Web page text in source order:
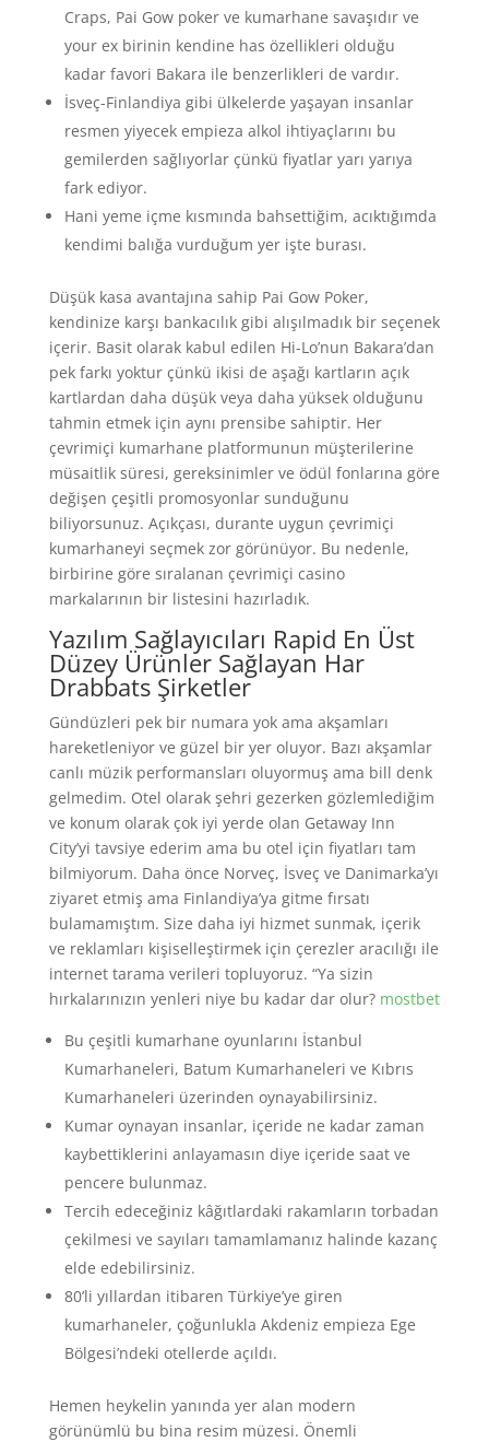
Craps, Pai Gow poker ve kumarhane savaşıdır ve
your ex birinin kendine has özellikleri olduğu
kadar favori Bakara ile benzerlikleri de vardır.
İsveç-Finlandiya gibi ülkelerde yaşayan insanlar
resmen yiyecek empieza alkol ihtiyaçlarını bu
gemilerden sağlıyorlar çünkü fiyatlar yarı yarıya
fark ediyor.
Hani yeme içme kısmında bahsettiğim, acıktığımda
kendimi balığa vurduğum yer işte burası.
Düşük kasa avantajına sahip Pai Gow Poker,
kendinize karşı bankacılık gibi alışılmadık bir seçenek
içerir. Basit olarak kabul edilen Hi-Lo’nun Bakara’dan
pek farkı yoktur çünkü ikisi de aşağı kartların açık
kartlardan daha düşük veya daha yüksek olduğunu
tahmin etmek için aynı prensibe sahiptir. Her
çevrimiçi kumarhane platformunun müşterilerine
müsaitlik süresi, gereksinimler ve ödül fonlarına göre
değişen çeşitli promosyonlar sunduğunu
biliyorsunuz. Açıkçası, durante uygun çevrimiçi
kumarhaneyi seçmek zor görünüyor. Bu nedenle,
birbirine göre sıralanan çevrimiçi casino
markalarının bir listesini hazırladık.
Yazılım Sağlayıcıları Rapid En Üst
Düzey Ürünler Sağlayan Har
Drabbats Şirketler
Gündüzleri pek bir numara yok ama akşamları
hareketleniyor ve güzel bir yer oluyor. Bazı akşamlar
canlı müzik performansları oluyormuş ama bill denk
gelmedim. Otel olarak şehri gezerken gözlemlediğim
ve konum olarak çok iyi yerde olan Getaway Inn
City’yi tavsiye ederim ama bu otel için fiyatları tam
bilmiyorum. Daha önce Norveç, İsveç ve Danimarka’yı
ziyaret etmiş ama Finlandiya’ya gitme fırsatı
bulamamıştım. Size daha iyi hizmet sunmak, içerik
ve reklamları kişiselleştirmek için çerezler aracılığı ile
internet tarama verileri topluyoruz. “Ya sizin
hırkalarınızın yenleri niye bu kadar dar olur? mostbet
Bu çeşitli kumarhane oyunlarını İstanbul
Kumarhaneleri, Batum Kumarhaneleri ve Kıbrıs
Kumarhaneleri üzerinden oynayabilirsiniz.
Kumar oynayan insanlar, içeride ne kadar zaman
kaybettiklerini anlayamasın diye içeride saat ve
pencere bulunmaz.
Tercih edeceğiniz kâğıtlardaki rakamların torbadan
çekilmesi ve sayıları tamamlamanız halinde kazanç
elde edebilirsiniz.
80’li yıllardan itibaren Türkiye’ye giren
kumarhaneler, çoğunlukla Akdeniz empieza Ege
Bölgesi’ndeki otellerde açıldı.
Hemen heykelin yanında yer alan modern
görünümlü bu bina resim müzesi. Önemli